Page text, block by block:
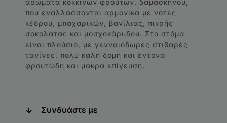
που εναλλάσσονται αρμονικά με νότες
κέδρου, μπαχαρικών, βανίλιας, πικρής
σοκολάτας και μοσχοκάρυδου. Στο στόμα
είναι πλούσιο, με γενναιόδωρες στιβαρές
τανίνες, πολύ καλή δομή και έντονα
φρουτώδη και μακρά επίγευση.
Συνδυάστε με